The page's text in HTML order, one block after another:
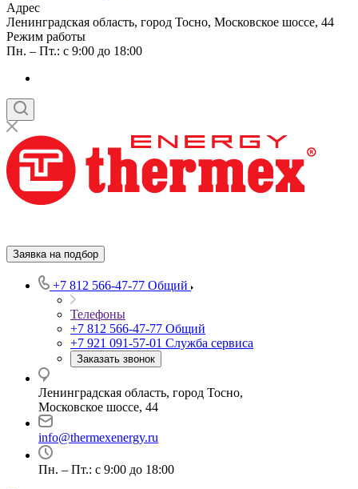
Адрес
Ленинградская область, город Тосно, Московское шоссе, 44
Режим работы
Пн. – Пт.: с 9:00 до 18:00
Заявка на подбор
+7 812 566-47-77 Общий
Телефоны
+7 812 566-47-77 Общий
+7 921 091-57-01 Служба сервиса
Заказать звонок
Ленинградская область, город Тосно,
Московское шоссе, 44
info@thermexenergy.ru
Пн. – Пт.: с 9:00 до 18:00